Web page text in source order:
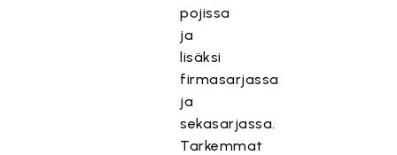
pojissa
ja
lisäksi
firmasarjassa
ja
sekasarjassa.
Tarkemmat